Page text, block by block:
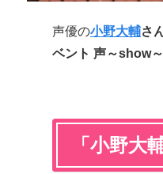
声優の小野大輔さ
ベント 声～show～
「小野大